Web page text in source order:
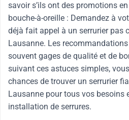
savoir s’ils ont des promotions
bouche-à-oreille : Demandez à
déjà fait appel à un serrurier pas
Lausanne. Les
souvent gages de qualité et de
suivant ces astuces simples,
chances de trouver un serrurier
Lausanne pour tous vos besoins
installation de serrures.